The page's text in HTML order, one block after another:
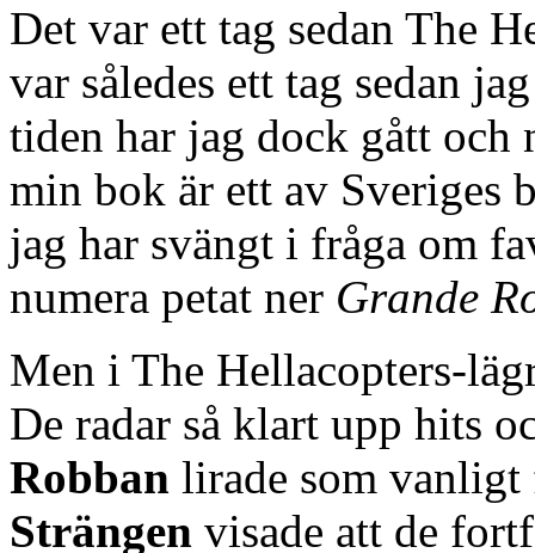
Det var ett tag sedan The
var således ett tag sedan
tiden har jag dock gått och
min bok är ett av Sveriges
jag har svängt i fråga om
numera petat ner Grande
Men i The Hellacopters-
De radar så klart upp hits
Robban lirade som
Strängen visade att de